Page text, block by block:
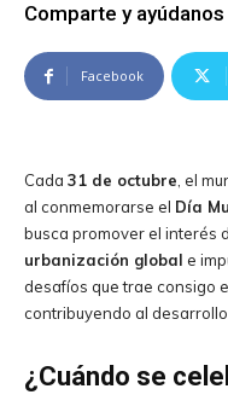
Comparte y
Facebook
Cada 31 de octubre, el
al conmemorarse el Día
busca promover el interés
urbanización global e
desafíos que trae consigo
contribuyendo al
¿Cuándo se